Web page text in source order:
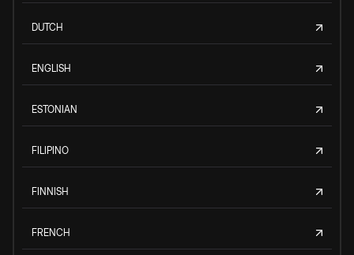
DUTCH
ENGLISH
ESTONIAN
FILIPINO
FINNISH
FRENCH